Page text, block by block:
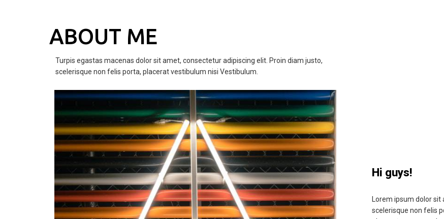
ABOUT ME
Turpis egastas macenas dolor sit amet, consectetur adipiscing elit. Proin diam justo,
scelerisque non felis porta, placerat vestibulum nisi Vestibulum.
Hi guys!
Lorem ipsum dolor sit
scelerisque non felis